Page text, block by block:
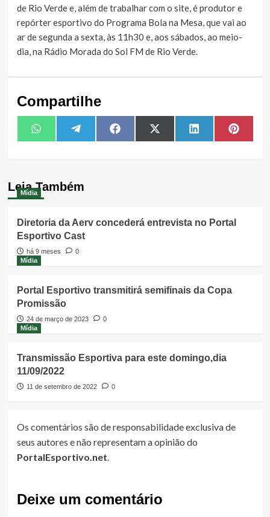
de Rio Verde e, além de trabalhar com o site, é produtor e
repórter esportivo do Programa Bola na Mesa, que vai ao
ar de segunda a sexta, às 11h30 e, aos sábados, ao meio-
dia, na Rádio Morada do Sol FM de Rio Verde.
Compartilhe
Share
on
WhatsAppShare
on
TelegramShare
on
FacebookShare
on
X
(Twitter)
Share
on
LinkedIn Share
on
Leia Também
Mídia
Diretoria da Aerv concederá entrevista no Portal
Esportivo Cast
há 9 meses
0
Mídia
Portal Esportivo transmitirá semifinais da Copa
Promissão
24 de março de 2023
0
Mídia
Transmissão Esportiva para este domingo,dia
11/09/2022
11 de setembro de 2022 0
Os comentários são de responsabilidade exclusiva de
seus autores e não representam a opinião do
PortalEsportivo.net.
Deixe um comentário